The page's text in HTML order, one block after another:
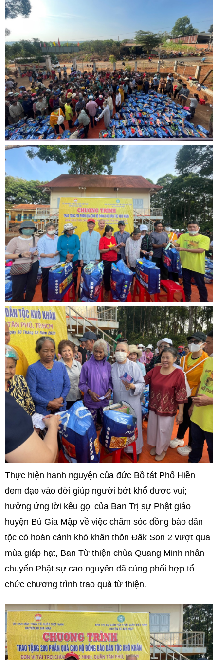
Thực hiện hạnh nguyện của đức Bồ tát Phổ Hiền
đem đạo vào đời giúp người bớt khổ được vui;
hưởng ứng lời kêu gọi của Ban Trị sự Phật giáo
huyện Bù Gia Mập về việc chăm sóc đồng bào dân
tộc có hoàn cảnh khó khăn thôn Đăk Son 2 vượt qua
mùa giáp hạt, Ban Từ thiện chùa Quang Minh nhân
chuyến Phật sự cao nguyên đã cùng phối hợp tổ
chức chương trình trao quà từ thiện.